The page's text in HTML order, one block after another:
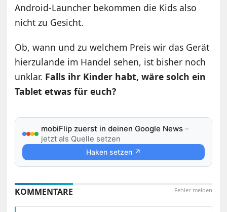
Android-Launcher bekommen die Kids also
nicht zu Gesicht.
Ob, wann und zu welchem Preis wir das Gerät
hierzulande im Handel sehen, ist bisher noch
unklar. Falls ihr Kinder habt, wäre solch ein
Tablet etwas für euch?
mobiFlip zuerst in deinen Google News –
jetzt als Quelle setzen
Haken setzen ↗
Fehler melden
KOMMENTARE